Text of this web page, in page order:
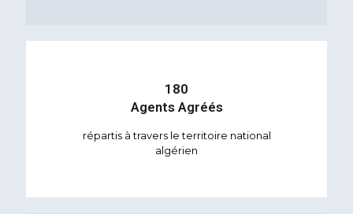
180
Agents Agréés
répartis à travers le territoire national
algérien